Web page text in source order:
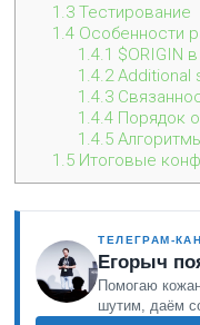
1.3 Тестирование
1.4 Особенности
1.4.1 $ORIGIN
1.4.2Additional
1.4.3
1.4.4 Порядок
1.4.5
1.5 Итоговые
ТЕЛЕГРАМ-
Егорыч
Помогаю
шутим, даём